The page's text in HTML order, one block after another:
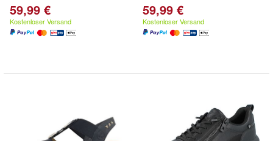
59,99 €
Kostenloser Versand
59,99 €
Kostenloser Versand